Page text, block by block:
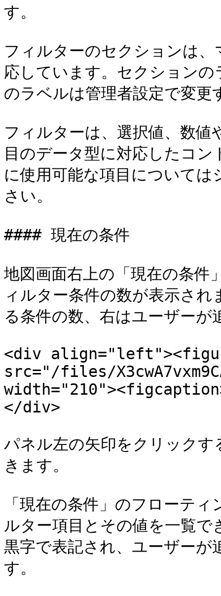
す。
フィルターのセクションは
応しています。セクション
のラベルは管理者設定で変更
フィルターは、選択値、数
目のデータ型に対応したコ
に使用可能な項目について
さい。
#### 現在の条件
地図画面右上の「現在の条件
ィルター条件の数が表示さ
る条件の数、右はユーザー
<div
src="/files/
</div>
パネル左の矢印をクリック
きます。
「現在の条件」のフローテ
ルター項目とその値を一覧
黒字で表記され、ユーザーが
す。